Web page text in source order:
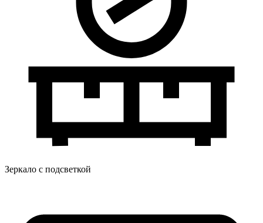
Зеркало с подсветкой